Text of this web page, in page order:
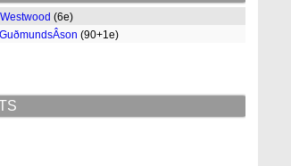
(6e)
(90+1e)